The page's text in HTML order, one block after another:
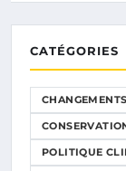
CATÉGORIES
POLITIQUE